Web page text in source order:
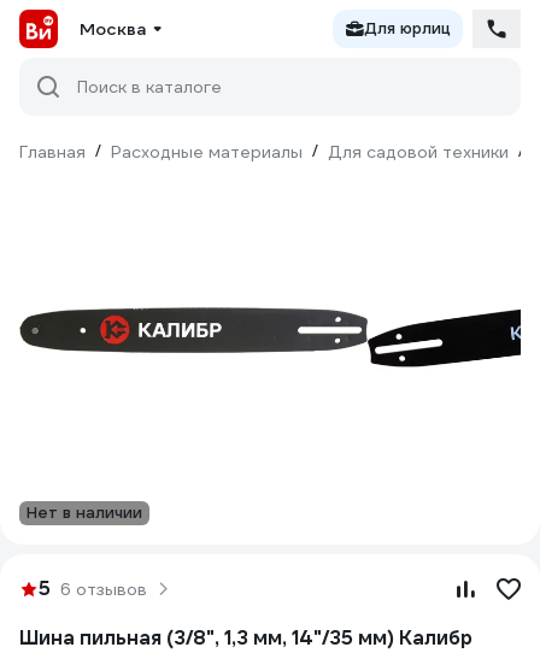
Москва Для юрлиц
Поиск в каталоге
Главная / Расходные материалы / Для садовой техники /
Нет в наличии
5 6 отзывов
Шина пильная (3/8", 1,3 мм, 14"/35 мм) Калибр